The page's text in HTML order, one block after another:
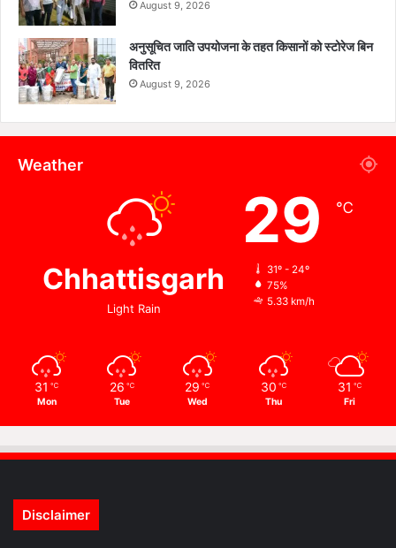
August 9, 2026
अनुसूचित जाति उपयोजना के तहत किसानों को स्टोरेज बिन
वितरित
August 9, 2026
Weather
Chhattisgarh
Light Rain
29 ℃
31º - 24º
75%
5.33 km/h
31 ℃
Mon
26 ℃
Tue
29 ℃
Wed
30 ℃
Thu
31 ℃
Fri
Disclaimer